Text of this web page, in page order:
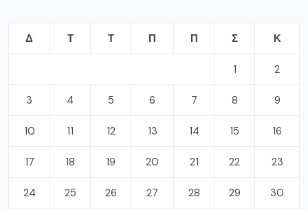
Δ Τ Τ Π Π Σ Κ
1 2
3 4 5 6 7 8 9
10 11 12 13 14 15 16
17 18 19 20 21 22 23
24 25 26 27 28 29 30